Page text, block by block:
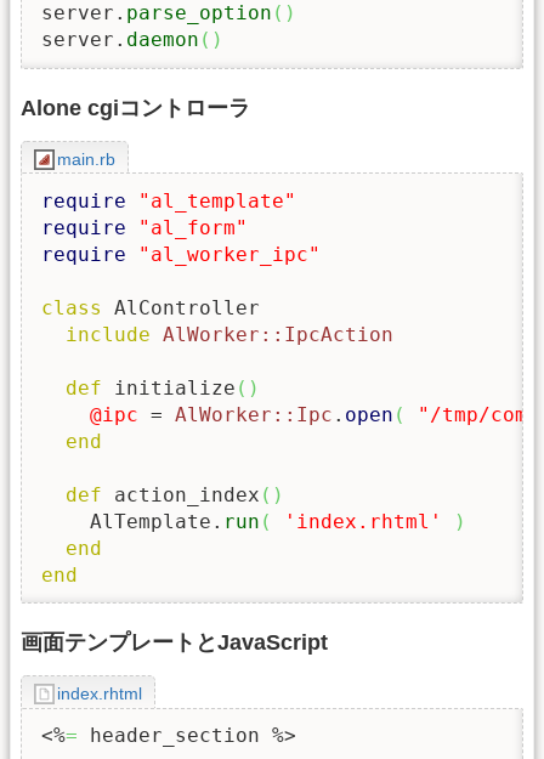
server. parse_option ( )
server. daemon ( )
Alone cgiコントローラ
main.rb
require
"al_template"
require
"al_form"
require
"al_worker_ipc"
class
AlController
include AlWorker::IpcAction
def initialize ( )
@ipc = AlWorker::Ipc . open (
"/tmp/
end
def action_index ( )
    AlTemplate.
run ( 'index.rhtml'
)
end
end
画面テンプレートとJavaScript
index.rhtml
<%= header_section %>